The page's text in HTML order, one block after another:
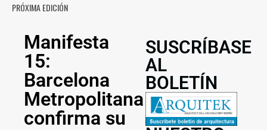
PRÓXIMA EDICIÓN
Manifesta
15:
Barcelona
Metropolitana
confirma su
SUSCRÍBASE
AL
BOLETÍN